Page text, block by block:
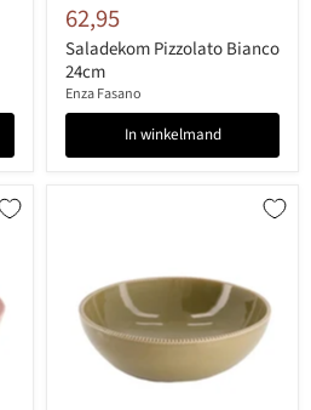
62,95
Saladekom Pizzolato Bianco
24cm
Enza Fasano
In winkelmand